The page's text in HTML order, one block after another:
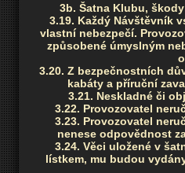
3b. Šatna Klubu,
3.19. Každý Návštěvník
vlastní nebezpečí.
způsobené úmyslným
3.20. Z bezpečnostních
kabáty a příruční
3.21. Neskladné či
3.22. Provozovatel
3.23. Provozovatel
nenese odpovědnost
3.24. Věci uložené v
lístkem, mu budou